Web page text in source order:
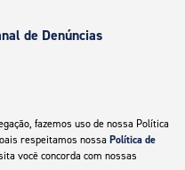
de Denúncias
0017-28
salva vidas.
fazemos uso de nossa Política
respeitamos nossa Política de
você concorda com nossas